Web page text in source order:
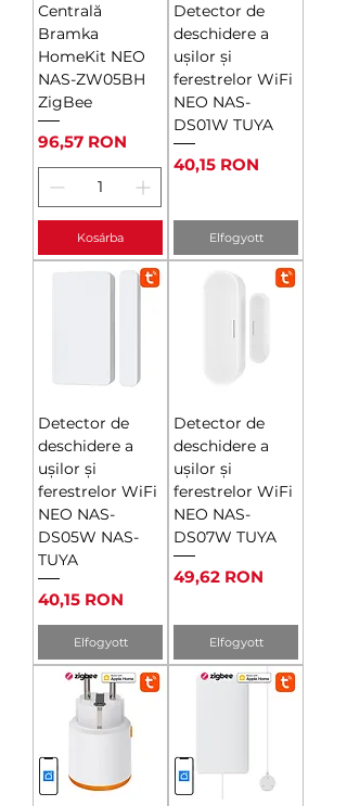
Centrală
Bramka
HomeKit NEO
NAS-ZW05BH
ZigBee
Ár
96,57 RON
Kosárba
Detector de
deschidere a
ușilor și
ferestrelor WiFi
NEO NAS-
DS01W TUYA
Ár
40,15 RON
Elfogyott
Detector de
deschidere a
ușilor și
ferestrelor WiFi
NEO NAS-
DS05W NAS-
TUYA
Ár
40,15 RON
Elfogyott
Detector de
deschidere a
ușilor și
ferestrelor WiFi
NEO NAS-
DS07W TUYA
Ár
49,62 RON
Elfogyott